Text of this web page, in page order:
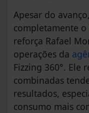
Apesar do
completamente o
reforça Rafael
operações da
Fizzing 360°. Ele
combinadas
resultados,
consumo mais